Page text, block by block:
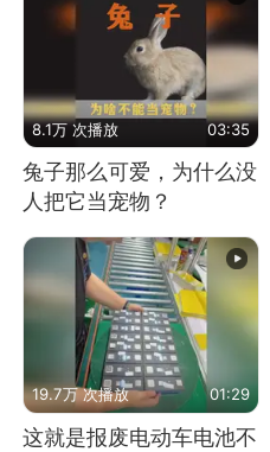
8.1万 次播放 03:35
兔子那么可爱，为什么没
人把它当宠物？
19.7万 次播放 01:29
这就是报废电动车电池不